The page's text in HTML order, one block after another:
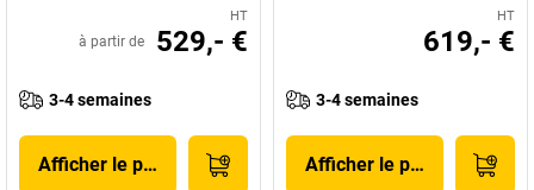
HT
à partir de 529,- €
3-4 semaines
Afficher le produit
HT
619,- €
3-4 semaines
Afficher le produit